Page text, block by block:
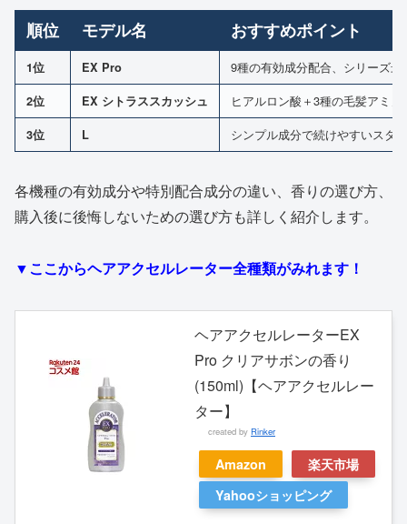
順位 モデル名 おすすめポイント
1位 EX Pro 9種の有効成分配合、シリーズ最
2位 EX シトラススカッシュ ヒアルロン酸＋3種の毛髪アミ
3位 L シンプル成分で続けやすいスタ
各機種の有効成分や特別配合成分の違い、香りの選び方、
購入後に後悔しないための選び方も詳しく紹介します。
▼ここからヘアアクセルレーター全種類がみれます！
ヘアアクセルレーターEX
Pro クリアサボンの香り
(150ml)【ヘアアクセルレー
ター】
created by Rinker
Amazon
楽天市場
Yahooショッピング